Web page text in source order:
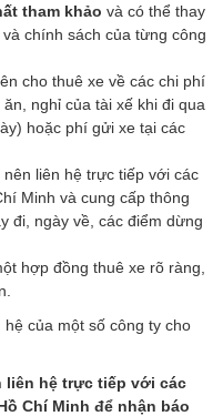
tham khảo và có thể thay
chính sách của từng công
cho thuê xe về các chi phí
nghỉ của tài xế khi đi qua
hoặc phí gửi xe tại các
nên liên hệ trực tiếp với các
Minh và cung cấp thông
đi, ngày về, các điểm dừng
hợp đồng thuê xe rõ ràng,
của một số công ty cho
liên hệ trực tiếp với các
Chí Minh để nhận báo